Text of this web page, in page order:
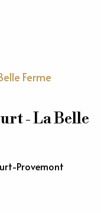
Ferme
- La Belle
Provemont